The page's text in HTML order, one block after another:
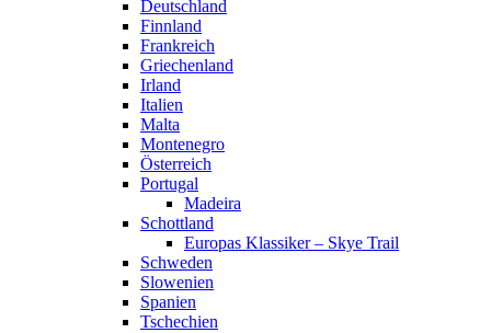
Deutschland
Finnland
Frankreich
Griechenland
Irland
Italien
Malta
Montenegro
Österreich
Portugal
Madeira
Schottland
Europas Klassiker – Skye Trail
Schweden
Slowenien
Spanien
Tschechien